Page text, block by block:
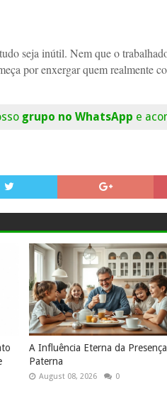
seja inútil. Nem que o
por enxergar quem realmente
grupo no WhatsApp e
A Influência Eterna da Presença
Paterna
August 08, 2026 0